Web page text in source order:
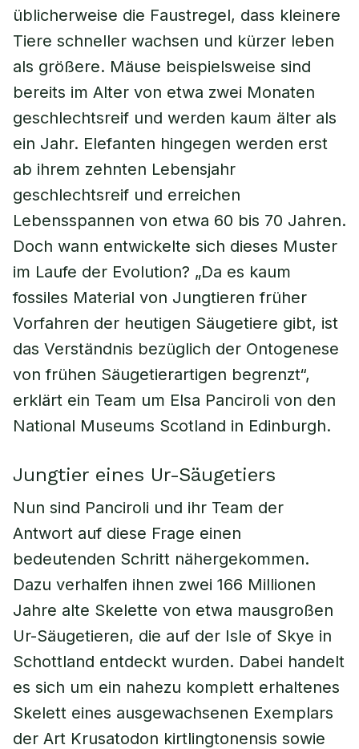
üblicherweise die Faustregel, dass kleinere
Tiere schneller wachsen und kürzer leben
als größere. Mäuse beispielsweise sind
bereits im Alter von etwa zwei Monaten
geschlechtsreif und werden kaum älter als
ein Jahr. Elefanten hingegen werden erst
ab ihrem zehnten Lebensjahr
geschlechtsreif und erreichen
Lebensspannen von etwa 60 bis 70 Jahren.
Doch wann entwickelte sich dieses Muster
im Laufe der Evolution? „Da es kaum
fossiles Material von Jungtieren früher
Vorfahren der heutigen Säugetiere gibt, ist
das Verständnis bezüglich der Ontogenese
von frühen Säugetierartigen begrenzt“,
erklärt ein Team um Elsa Panciroli von den
National Museums Scotland in Edinburgh.
Jungtier eines Ur-Säugetiers
Nun sind Panciroli und ihr Team der
Antwort auf diese Frage einen
bedeutenden Schritt nähergekommen.
Dazu verhalfen ihnen zwei 166 Millionen
Jahre alte Skelette von etwa mausgroßen
Ur-Säugetieren, die auf der Isle of Skye in
Schottland entdeckt wurden. Dabei handelt
es sich um ein nahezu komplett erhaltenes
Skelett eines ausgewachsenen Exemplars
der Art Krusatodon kirtlingtonensis sowie